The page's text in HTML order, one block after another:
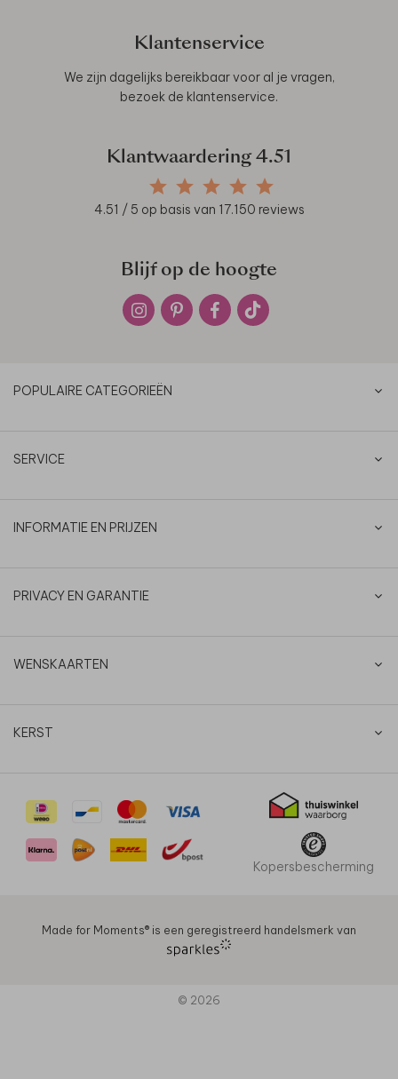
Klantenservice
We zijn dagelijks bereikbaar voor al je vragen,
bezoek de klantenservice.
Klantwaardering 4.51
4.51 / 5 op basis van 17.150 reviews
Blijf op de hoogte
POPULAIRE CATEGORIEËN
SERVICE
INFORMATIE EN PRIJZEN
PRIVACY EN GARANTIE
WENSKAARTEN
KERST
Kopersbescherming
Made for Moments®️ is een geregistreerd handelsmerk van
© 2026